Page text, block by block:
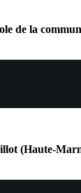
de la
(Haute-